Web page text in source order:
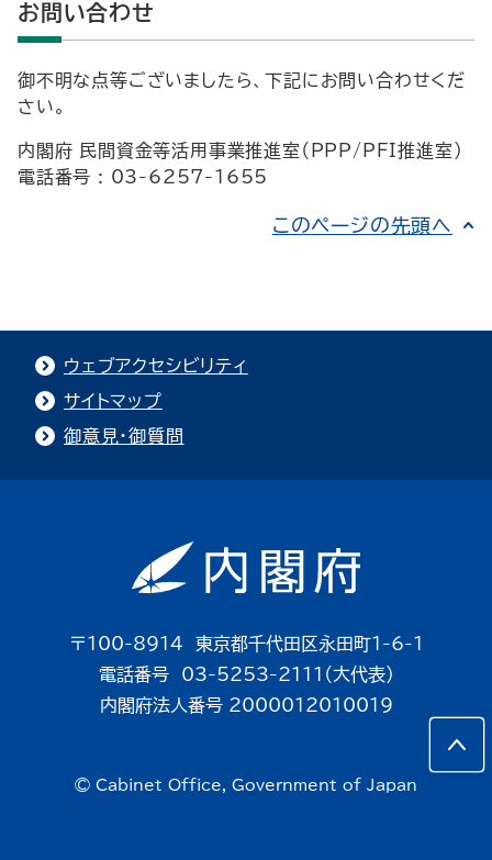
お問い合わせ
御不明な点等ございましたら、下記にお問い合わせくだ
さい。
内閣府 民間資金等活用事業推進室（PPP/PFI推進室）
電話番号 : 03-6257-1655
このページの先頭へ
ウェブアクセシビリティ
サイトマップ
御意見・御質問
〒100-8914 東京都千代田区永田町1-6-1
電話番号 03-5253-2111（大代表）
内閣府法人番号 2000012010019
© Cabinet Office, Government of Japan